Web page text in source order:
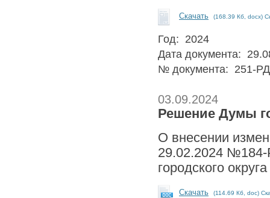
Скачать (168.39 Кб, docx)
Год: 2024
Дата документа:
№ документа: 251-РД
03.09.2024
Решение Думы
О внесении
29.02.2024
городского
Скачать (114.69 Кб, doc)